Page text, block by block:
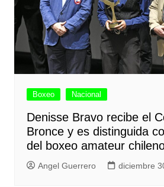
Boxeo Nacional
Denisse Bravo recibe el
Bronce y es distinguida
del boxeo amateur
Angel Guerrero diciembre